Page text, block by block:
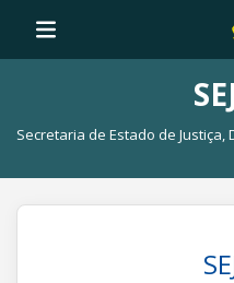
Secretaria de Estado de